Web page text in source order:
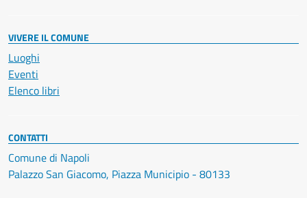
VIVERE IL COMUNE
Luoghi
Eventi
Elenco libri
CONTATTI
Comune di Napoli
Palazzo San Giacomo, Piazza Municipio - 80133